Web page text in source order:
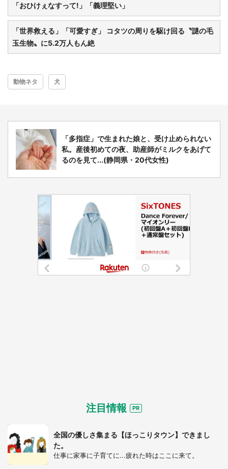
都道府選択
「おひけぇなすって!」「義理堅い」
「世界救える」「可愛すぎ」 コタツの周りを駆け回る〝謎の毛
玉生物〟に5.2万人もん絶
動物ネタ 犬
「多指症」で生まれた娘と、受け止められない
私。産後初めての夜、助産師がミルクをあげて
るのを見て...(静岡県・20代女性)
注目情報
全国の優しさ集まる【ほっこりタウン】できまし
た。
仕事に家事に子育てに...疲れた時はここに来て。